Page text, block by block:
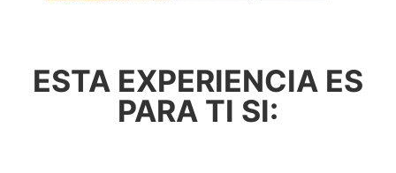
ESTA EXPERIENCIA ES
PARA TI SI: